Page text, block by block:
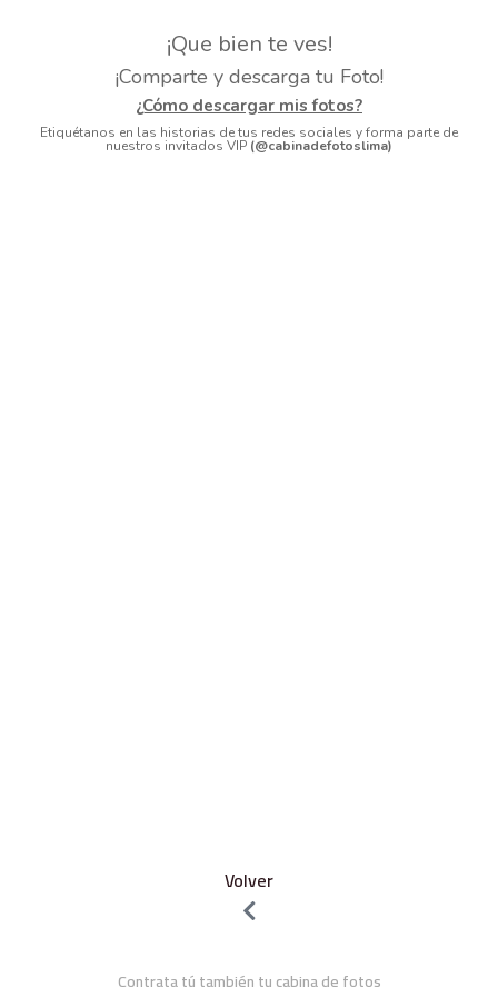
¡Que bien te ves!
¡Comparte y descarga tu Foto!
¿Cómo descargar mis fotos?
Etiquétanos en las historias de tus redes sociales y forma parte de
nuestros invitados VIP (@cabinadefotoslima)
Volver
Contrata tú también tu cabina de fotos